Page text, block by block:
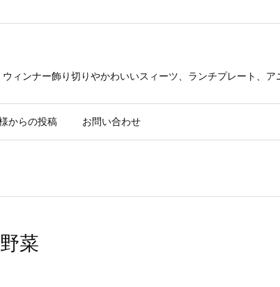
ィンナー飾り切りやかわいいスィーツ、ランチプレート、ア
からの投稿 お問い合わせ
菜